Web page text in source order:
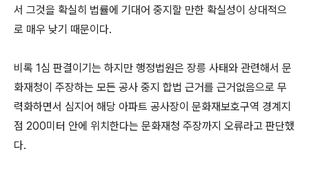
서 그것을 확실히 법률에 기대어 중지할 만한 확실성이 상대적으
로 매우 낮기 때문이다.
비록 1심 판결이기는 하지만 행정법원은 장릉 사태와 관련해서 문
화재청이 주장하는 모든 공사 중지 합법 근거를 근거없음으로 무
력화하면서 심지어 해당 아파트 공사장이 문화재보호구역 경계지
점 200미터 안에 위치한다는 문화재청 주장까지 오류라고 판단했
다.